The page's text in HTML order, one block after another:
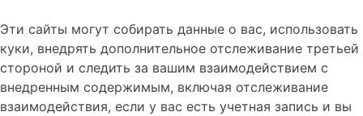
Эти сайты могут собирать данные о вас, использовать
куки, внедрять дополнительное отслеживание третьей
стороной и следить за вашим взаимодействием с
внедренным содержимым, включая отслеживание
взаимодействия, если у вас есть учетная запись и вы